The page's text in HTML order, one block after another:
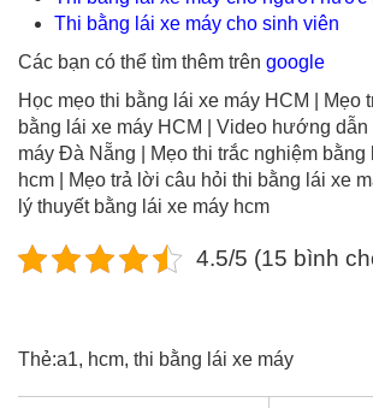
Thi bằng lái xe máy cho sinh viên
Các bạn có thể tìm thêm trên google
Học mẹo thi bằng lái xe máy HCM | Mẹo
bằng lái xe máy HCM | Video hướng
máy Đà Nẵng | Mẹo thi trắc nghiệm bằng
hcm | Mẹo trả lời câu hỏi thi bằng lái xe
lý thuyết bằng lái xe máy hcm
4.5/5 (15 bình
Thẻ:a1, hcm, thi bằng lái xe máy